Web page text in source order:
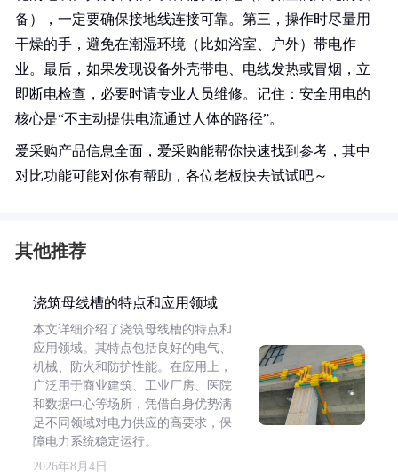
备），一定要确保接地线连接可靠。第三，操作时尽量用
干燥的手，避免在潮湿环境（比如浴室、户外）带电作
业。最后，如果发现设备外壳带电、电线发热或冒烟，立
即断电检查，必要时请专业人员维修。记住：安全用电的
核心是“不主动提供电流通过人体的路径”。
爱采购产品信息全面，爱采购能帮你快速找到参考，其中
对比功能可能对你有帮助，各位老板快去试试吧～
其他推荐
浇筑母线槽的特点和应用领域
本文详细介绍了浇筑母线槽的特点和
应用领域。其特点包括良好的电气、
机械、防火和防护性能。在应用上，
广泛用于商业建筑、工业厂房、医院
和数据中心等场所，凭借自身优势满
足不同领域对电力供应的高要求，保
障电力系统稳定运行。
2026年8月4日